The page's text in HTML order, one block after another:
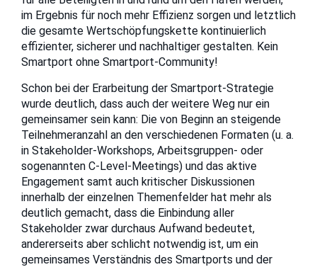
im Ergebnis für noch mehr Effizienz sorgen und letztlich
die gesamte Wertschöpfungskette kontinuierlich
effizienter, sicherer und nachhaltiger gestalten. Kein
Smartport ohne Smartport-Community!
Schon bei der Erarbeitung der Smartport-Strategie
wurde deutlich, dass auch der weitere Weg nur ein
gemeinsamer sein kann: Die von Beginn an steigende
Teilnehmeranzahl an den verschiedenen Formaten (u. a.
in Stakeholder-Workshops, Arbeitsgruppen- oder
sogenannten C-Level-Meetings) und das aktive
Engagement samt auch kritischer Diskussionen
innerhalb der einzelnen Themenfelder hat mehr als
deutlich gemacht, dass die Einbindung aller
Stakeholder zwar durchaus Aufwand bedeutet,
andererseits aber schlicht notwendig ist, um ein
gemeinsames Verständnis des Smartports und der